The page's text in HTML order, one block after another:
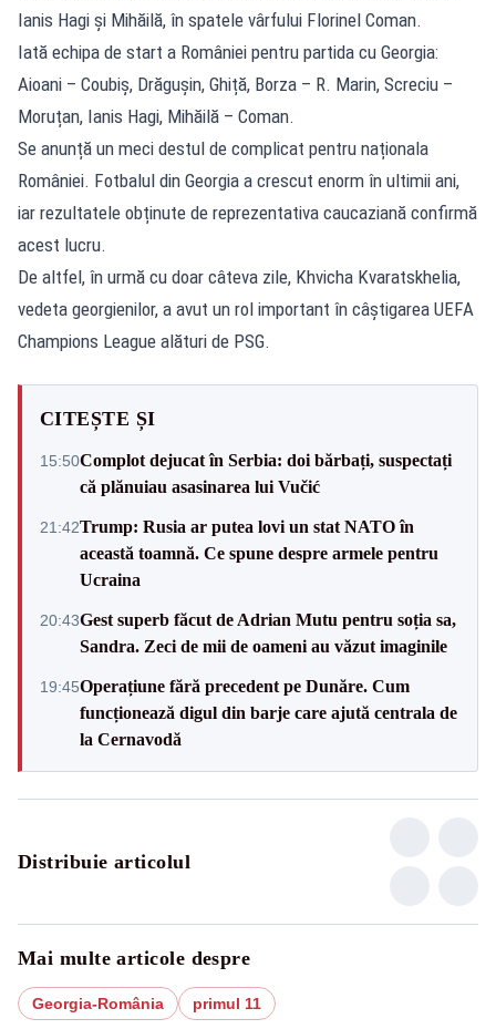
Ianis Hagi și Mihăilă, în spatele vârfului Florinel Coman.
Iată echipa de start a României pentru partida cu Georgia:
Aioani – Coubiș, Drăgușin, Ghiță, Borza – R. Marin, Screciu –
Moruțan, Ianis Hagi, Mihăilă – Coman.
Se anunță un meci destul de complicat pentru naționala
României. Fotbalul din Georgia a crescut enorm în ultimii ani,
iar rezultatele obținute de reprezentativa caucaziană confirmă
acest lucru.
De altfel, în urmă cu doar câteva zile, Khvicha Kvaratskhelia,
vedeta georgienilor, a avut un rol important în câștigarea UEFA
Champions League alături de PSG.
CITEȘTE ȘI
15:50Complot dejucat în Serbia: doi bărbați, suspectați
că plănuiau asasinarea lui Vučić
21:42Trump: Rusia ar putea lovi un stat NATO în
această toamnă. Ce spune despre armele pentru
Ucraina
20:43Gest superb făcut de Adrian Mutu pentru soția sa,
Sandra. Zeci de mii de oameni au văzut imaginile
19:45Operațiune fără precedent pe Dunăre. Cum
funcționează digul din barje care ajută centrala de
la Cernavodă
Distribuie articolul
Mai multe articole despre
Georgia-România primul 11